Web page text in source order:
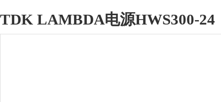
TDK LAMBDA电源HWS300-24